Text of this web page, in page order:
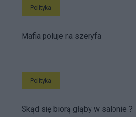
Polityka
Mafia poluje na szeryfa
Polityka
Skąd się biorą głąby w salonie ?